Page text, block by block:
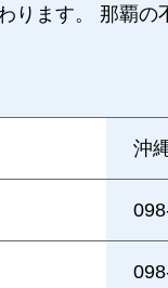
ります。 那覇
沖